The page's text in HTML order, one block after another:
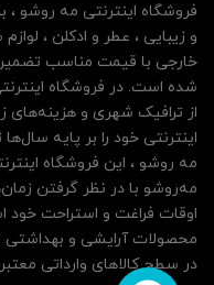
فروشگاه اینترنتی مه‌ رو‌شو ،
و زیبایی ، عطر و ادکلن ،
خارجی با قیمت مناسب تضمین
شده است. در فروشگاه
از ترافیک شهری و هزینه‌های
مه روشو ، این فروشگاه
مه‌رو‌شو با در نظر گرفتن
اوقات فراغت و استراحت خود
محصولات آرایشی و بهداشتی
در سطح کالاهای وارداتی